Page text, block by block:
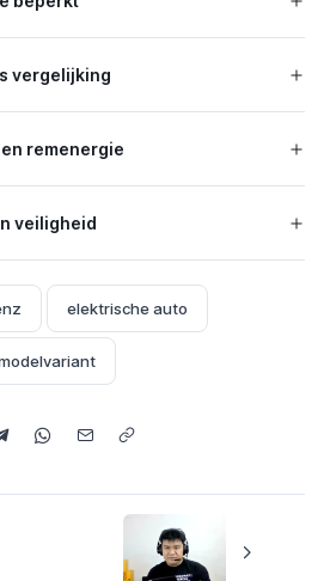
vergelijking
remenergie
veiligheid
elektrische auto